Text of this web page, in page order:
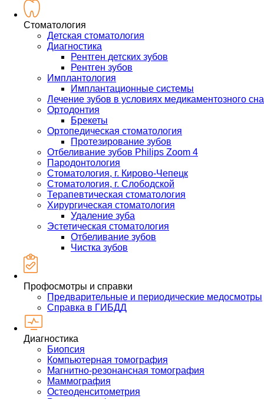
Стоматология
Детская стоматология
Диагностика
Рентген детских зубов
Рентген зубов
Имплантология
Имплантационные системы
Лечение зубов в условиях медикаментозного сна
Ортодонтия
Брекеты
Ортопедическая стоматология
Протезирование зубов
Отбеливание зубов Philips Zoom 4
Пародонтология
Стоматология, г. Кирово-Чепецк
Стоматология, г. Слободской
Терапевтическая стоматология
Хирургическая стоматология
Удаление зуба
Эстетическая стоматология
Отбеливание зубов
Чистка зубов
Профосмотры и справки
Предварительные и периодические медосмотры
Справка в ГИБДД
Диагностика
Биопсия
Компьютерная томография
Магнитно-резонансная томография
Маммография
Остеоденситометрия